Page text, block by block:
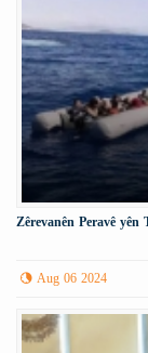
Zêrevanên Peravê
Aug 06 2024